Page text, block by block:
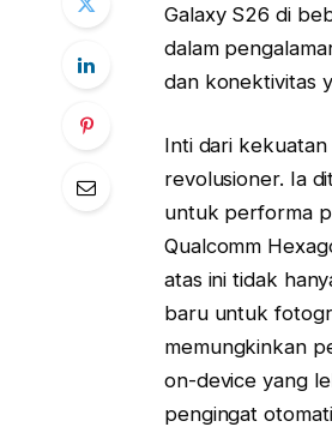
Galaxy S26 di
dalam
dan konektivitas
Inti dari
revolusioner. Ia
untuk performa
Qualcomm
atas ini tidak
baru untuk
memungkinkan
on-device yang
pengingat